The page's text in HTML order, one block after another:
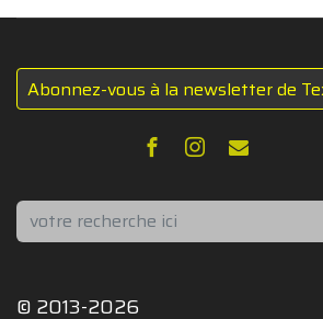
Abonnez-vous à la newsletter de
Rechercher
© 2013-2026